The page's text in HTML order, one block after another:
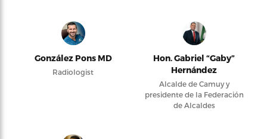
González Pons MD
Radiologist
Hon. Gabriel “Gaby”
Hernández
Alcalde de Camuy y
presidente de la Federación
de Alcaldes